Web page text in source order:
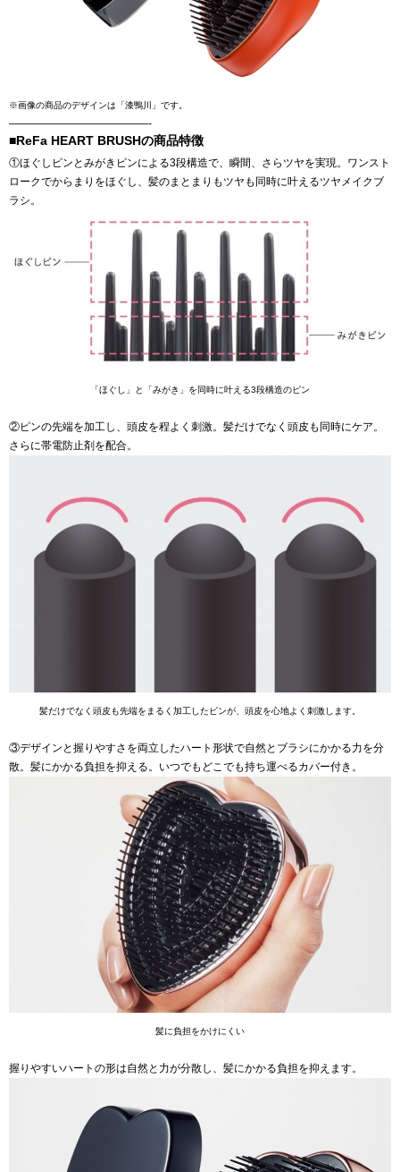
※画像の商品のデザインは「漆鴨川」です。
—————————————-
■ReFa HEART BRUSHの商品特徴
①ほぐしピンとみがきピンによる3段構造で、瞬間、さらツヤを実現。ワンスト
ロークでからまりをほぐし、髪のまとまりもツヤも同時に叶えるツヤメイクブ
ラシ。
「ほぐし」と「みがき」を同時に叶える3段構造のピン
②ピンの先端を加工し、頭皮を程よく刺激。髪だけでなく頭皮も同時にケア。
さらに帯電防止剤を配合。
髪だけでなく頭皮も先端をまるく加工したピンが、頭皮を心地よく刺激します。
③デザインと握りやすさを両立したハート形状で自然とブラシにかかる力を分
散。髪にかかる負担を抑える。いつでもどこでも持ち運べるカバー付き。
髪に負担をかけにくい
握りやすいハートの形は自然と力が分散し、髪にかかる負担を抑えます。